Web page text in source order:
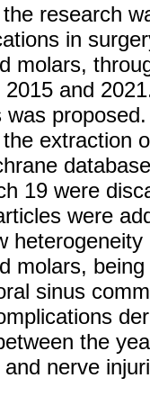
research
in
molars,
and
was
extraction
19 were
were
molars,
sinus
the
nerve